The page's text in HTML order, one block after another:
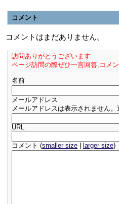
コメント
コメントはまだありません。
訪問ありがとうございます
ページ訪問の際ぜひ一言回答,コメ
名前
メールアドレス
メールアドレスは表示されません
URL
コメント (smaller size larger size)